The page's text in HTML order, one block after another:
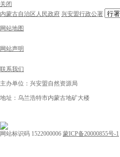
关闭
内蒙古自治区人民政府 兴安盟行政公署
网站地图
网站声明
联系我们
主办单位：兴安盟自然资源局
地址：乌兰浩特市内蒙古地矿大楼
网站标识码 1522000006 蒙ICP备20000855号-1